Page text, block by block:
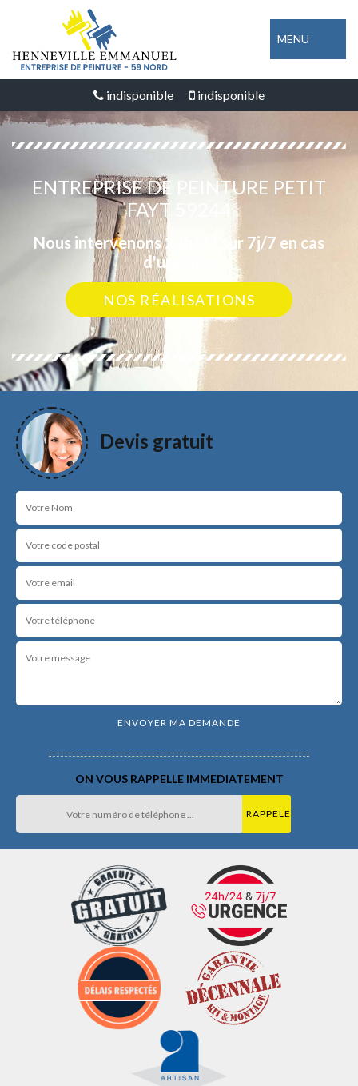
MENU
indisponible indisponible
ENTREPRISE DE PEINTURE PETIT
FAYT 59244
Nous intervenons 24h/24 sur 7j/7 en cas
d'urgence
NOS RÉALISATIONS
Devis gratuit
ON VOUS RAPPELLE IMMEDIATEMENT